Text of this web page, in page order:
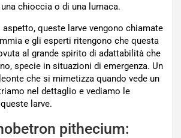
chioccia o di una lumaca.
queste larve vengono chiamate
e gli esperti ritengono che questa
al grande spirito di adattabilità che
specie in situazioni di emergenza. Un
che si mimetizza quando vede un
nel dettaglio e vediamo le
larve.
pithecium: